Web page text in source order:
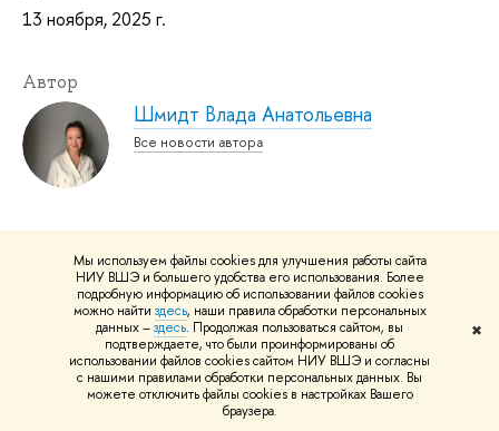
Мы используем файлы cookies для улучшения работы сайта
НИУ ВШЭ и большего удобства его использования. Более
подробную информацию об использовании файлов cookies
можно найти здесь, наши правила обработки персональных
данных –здесь. Продолжая пользоваться сайтом, вы
подтверждаете, что были проинформированы об
использовании файлов cookies сайтом НИУ ВШЭ и согласны
с нашими правилами обработки персональных данных. Вы
можете отключить файлы cookies в настройках Вашего
браузера.
✖
13 ноября, 2025 г.
Автор
Шмидт Влада Анатольевна
Все новости автора
Рубрики
лектории дискуссии исследования и аналитика